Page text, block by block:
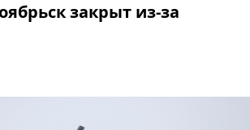
закрыт из-за